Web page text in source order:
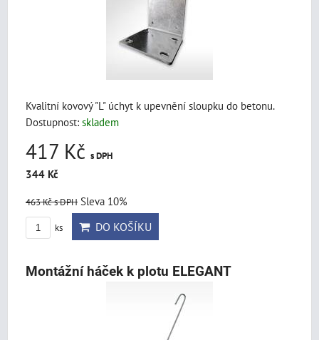
Kvalitní kovový "L" úchyt k upevnění sloupku do betonu.
Dostupnost: skladem
417 Kč s DPH
344 Kč
463 Kčs DPH Sleva 10%
ks DO KOŠÍKU
Montážní háček k plotu ELEGANT